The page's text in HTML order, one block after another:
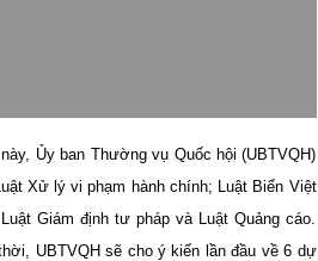
Ủy ban Thường vụ Quốc hội (UBTVQH)
Xử lý vi phạm hành chính; Luật Biển Việt
Giám định tư pháp và Luật Quảng cáo.
UBTVQH sẽ cho ý kiến lần đầu về 6 dự